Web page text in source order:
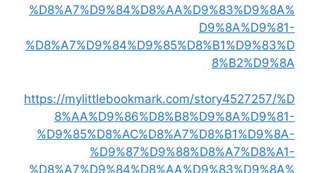
%D8%A7%D9%84%D8%AA%D9%83%D9%8A%
D9%8A%D9%81-
%D8%A7%D9%84%D9%85%D8%B1%D9%83%D
8%B2%D9%8A
https://mylittlebookmark.com/story4527257/%D
8%AA%D9%86%D8%B8%D9%8A%D9%81-
%D9%85%D8%AC%D8%A7%D8%B1%D9%8A-
%D9%87%D9%88%D8%A7%D8%A1-
%D8%A7%D9%84%D8%AA%D9%83%D9%8A%